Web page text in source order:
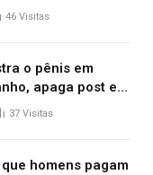
trânsito
46 Visitas
o pênis em
apaga post e
37 Visitas
homens pagam